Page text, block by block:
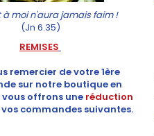
à moi n'aura jamais faim !
(Jn 6.35)
REMISES
remercier de votre 1ère
sur notre boutique en
vous offrons une réduction
vos commandes suivantes.